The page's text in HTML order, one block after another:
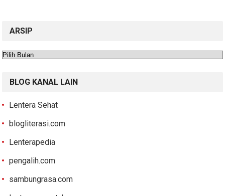
ARSIP
Arsip
BLOG KANAL LAIN
Lentera Sehat
blogliterasi.com
Lenterapedia
pengalih.com
sambungrasa.com